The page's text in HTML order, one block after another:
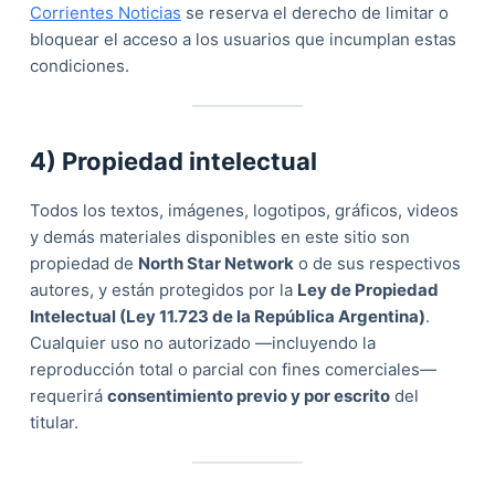
Corrientes Noticias se reserva el derecho de limitar o
bloquear el acceso a los usuarios que incumplan estas
condiciones.
4) Propiedad intelectual
Todos los textos, imágenes, logotipos, gráficos, videos
y demás materiales disponibles en este sitio son
propiedad de North Star Networko de sus respectivos
autores, y están protegidos por la Ley de Propiedad
Intelectual (Ley 11.723 de la República Argentina).
Cualquier uso no autorizado —incluyendo la
reproducción total o parcial con fines comerciales—
requerirá consentimiento previo y por escritodel
titular.